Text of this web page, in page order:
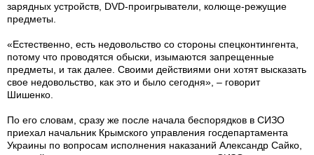
зарядных устройств, DVD-проигрыватели, колюще-режущие
предметы.
«Естественно, есть недовольство со стороны спецконтингента,
потому что проводятся обыски, изымаются запрещенные
предметы, и так далее. Своими действиями они хотят высказать
свое недовольство, как это и было сегодня», – говорит
Шишенко.
По его словам, сразу же после начала беспорядков в СИЗО
приехал начальник Крымского управления госдепартамента
Украины по вопросам исполнения наказаний Александр Сайко,